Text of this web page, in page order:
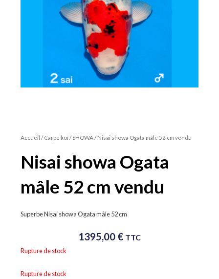
Accueil /Carpe koï/SHOWA/ Nisai showa Ogata mâle 52 cm vendu
Nisai showa Ogata
mâle 52 cm vendu
Superbe Nisai showa Ogata mâle 52 cm
1395,00 € TTC
Rupture de stock
Rupture de stock